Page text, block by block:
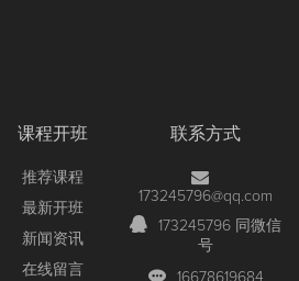
课程开班
推荐课程
最新开班
新闻资讯
在线留言
联系方式
173245796@qq.com
173245796 同微信
号
16678619684